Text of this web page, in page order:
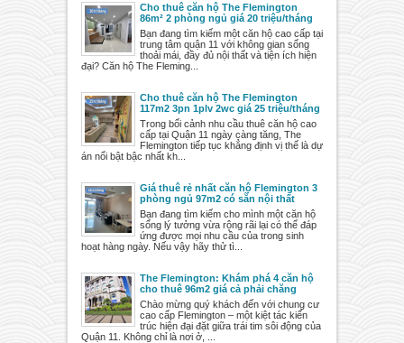
Cho thuê căn hộ The Flemington
86m² 2 phòng ngủ giá 20 triệu/tháng
Bạn đang tìm kiếm một căn hộ cao cấp tại
trung tâm quận 11 với không gian sống
thoải mái, đầy đủ nội thất và tiện ích hiện
đại? Căn hộ The Fleming...
Cho thuê căn hộ The Flemington
117m2 3pn 1plv 2wc giá 25 triệu/tháng
Trong bối cảnh nhu cầu thuê căn hộ cao
cấp tại Quận 11 ngày càng tăng, The
Flemington tiếp tục khẳng định vị thế là dự
án nổi bật bậc nhất kh...
Giá thuê rẻ nhất căn hộ Flemington 3
phòng ngủ 97m2 có sẵn nội thất
Bạn đang tìm kiếm cho mình một căn hộ
sống lý tưởng vừa rộng rãi lại có thể đáp
ứng được mọi nhu cầu của trong sinh
hoạt hàng ngày. Nếu vậy hãy thử tì...
The Flemington: Khám phá 4 căn hộ
cho thuê 96m2 giá cả phải chăng
Chào mừng quý khách đến với chung cư
cao cấp Flemington – một kiệt tác kiến
trúc hiện đại đặt giữa trái tim sôi động của
Quận 11. Không chỉ là nơi ở, ...